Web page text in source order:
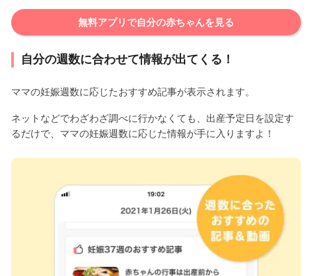
無料アプリで自分の赤ちゃんを見る
自分の週数に合わせて情報が出てくる！
ママの妊娠週数に応じたおすすめ記事が表示されます。
ネットなどでわざわざ調べに行かなくても、出産予定日を設定す
るだけで、ママの妊娠週数に応じた情報が手に入りますよ！